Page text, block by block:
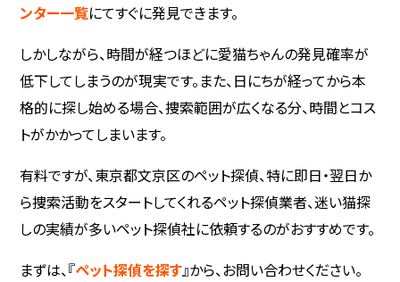
ンター一覧にてすぐに発見できます。
しかしながら、時間が経つほどに愛猫ちゃんの発見確率が
低下してしまうのが現実です。また、日にちが経ってから本
格的に探し始める場合、捜索範囲が広くなる分、時間とコス
トがかかってしまいます。
有料ですが、東京都文京区のペット探偵、特に即日・翌日か
ら捜索活動をスタートしてくれるペット探偵業者、迷い猫探
しの実績が多いペット探偵社に依頼するのがおすすめです。
まずは、『ペット探偵を探す』から、お問い合わせください。